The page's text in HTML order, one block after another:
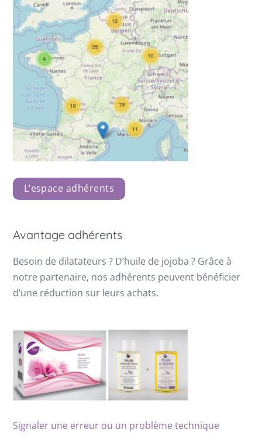
L’espace adhérents
Avantage adhérents
Besoin de dilatateurs ? D’huile de jojoba ? Grâce à
notre partenaire, nos adhérents peuvent bénéficier
d’une réduction sur leurs achats.
Signaler une erreur ou un problème technique